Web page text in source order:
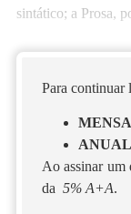
sintático; a Prosa,
Para continuar
ANUAL
Ao assinar um
da 5% A+A.